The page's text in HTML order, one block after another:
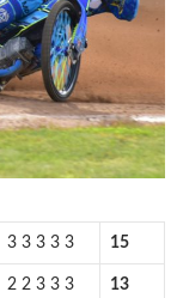
3 3 3 3 3 15
2 2 3 3 3 13